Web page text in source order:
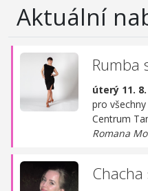
Aktuální
Rumba
úterý 11. 8.
pro všechny
Centrum
Romana
Chacha